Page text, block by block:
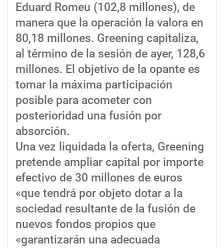
Eduard Romeu (102,8 millones), de
manera que la operación la valora en
80,18 millones. Greening capitaliza,
al término de la sesión de ayer, 128,6
millones. El objetivo de la opante es
tomar la máxima participación
posible para acometer con
posterioridad una fusión por
absorción.
Una vez liquidada la oferta, Greening
pretende ampliar capital por importe
efectivo de 30 millones de euros
«que tendrá por objeto dotar a la
sociedad resultante de la fusión de
nuevos fondos propios que
«garantizarán una adecuada